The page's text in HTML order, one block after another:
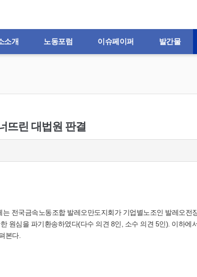
소개 노동포럼 이슈페이퍼 발간물
뜨린 대법원 판결
전국금속노동조합 발레오만도지회가 기업별노조인 발레오전
원심을 파기환송하였다(다수 의견 8인, 소수 의견 5인). 이하에
본다.